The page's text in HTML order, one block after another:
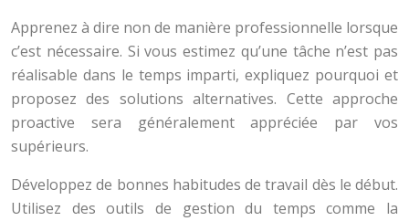
Apprenez à dire non de manière professionnelle lorsque
c’est nécessaire. Si vous estimez qu’une tâche n’est pas
réalisable dans le temps imparti, expliquez pourquoi et
proposez des solutions alternatives. Cette approche
proactive sera généralement appréciée par vos
supérieurs.
Développez de bonnes habitudes de travail dès le début.
Utilisez des outils de gestion du temps comme la